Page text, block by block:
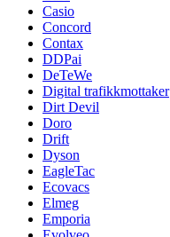
Casio
Concord
Contax
DDPai
DeTeWe
Digital trafikkmottaker
Dirt Devil
Doro
Drift
Dyson
EagleTac
Ecovacs
Elmeg
Emporia